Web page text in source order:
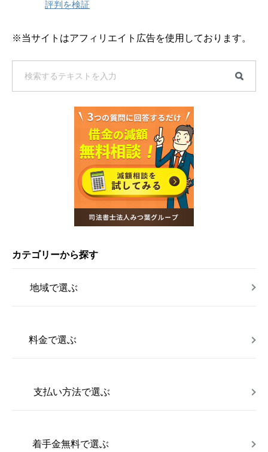
評判を検証
※当サイトはアフィリエイト広告を使用しております。
カテゴリーから探す
地域で選ぶ
料金で選ぶ
支払い方法で選ぶ
着手金無料で選ぶ